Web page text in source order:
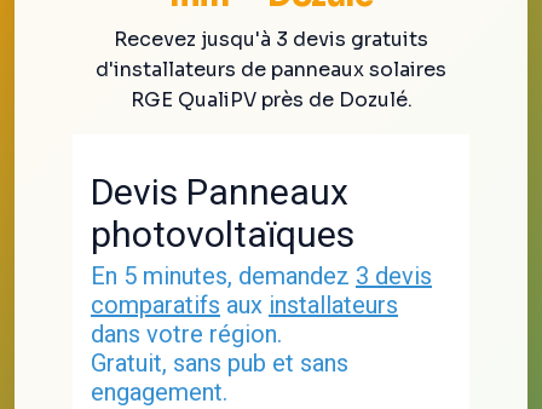
Recevez jusqu'à 3 devis gratuits
d'installateurs de panneaux solaires
RGE QualiPV près de Dozulé.
Devis Panneaux
photovoltaïques
En 5 minutes, demandez 3 devis
comparatifs aux installateurs
dans votre région.
Gratuit, sans pub et sans
engagement.